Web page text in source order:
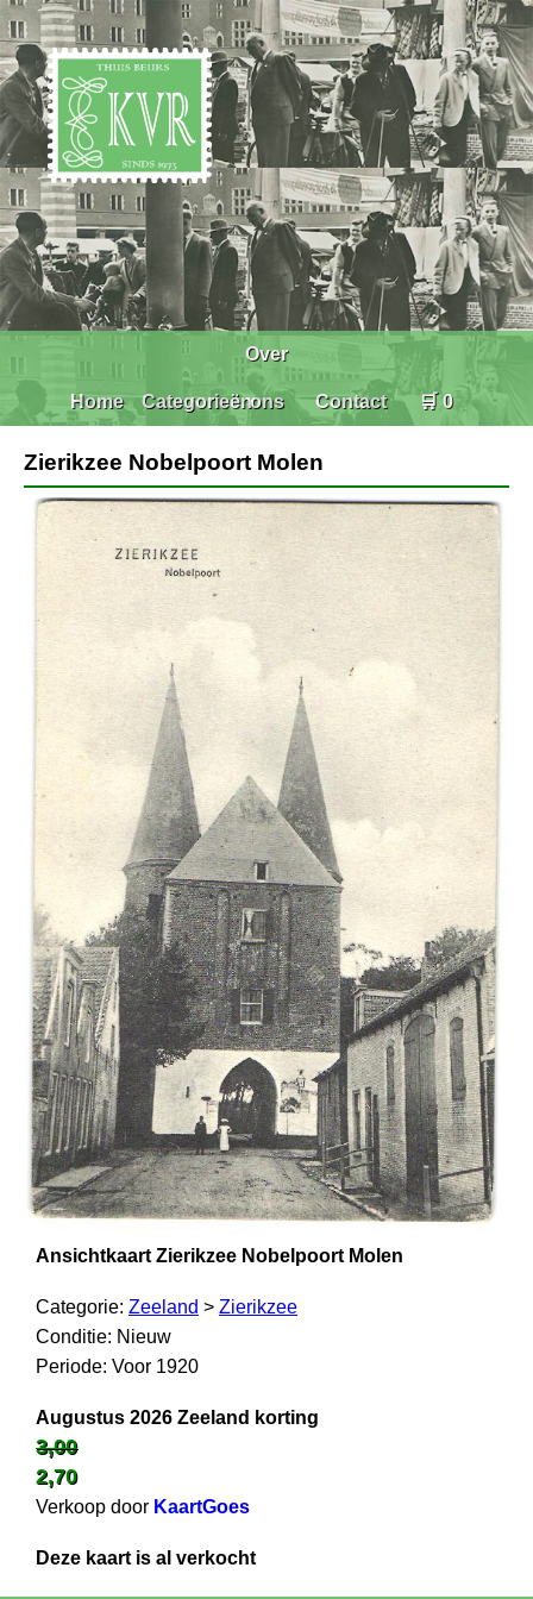
Home Categorieën
Over
ons Contact 🛒 0
Zierikzee Nobelpoort Molen
Ansichtkaart Zierikzee Nobelpoort Molen
Categorie: Zeeland > Zierikzee
Conditie: Nieuw
Periode: Voor 1920
Augustus 2026 Zeeland korting
3,00
2,70
Verkoop door KaartGoes
Deze kaart is al verkocht